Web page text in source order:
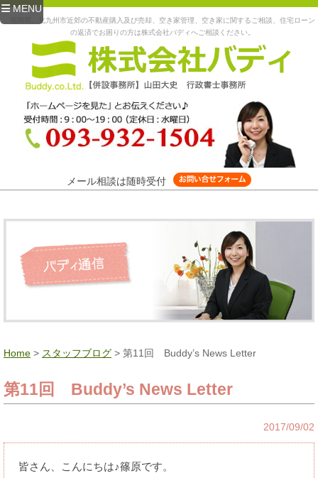
MENU
福岡県、北九州市近郊の不動産購入及び売却、空き家管理、空き家に関するご相談、住宅ローン
の返済でお困りの方は株式会社バディへご相談ください。
メール相談は随時受付
Home > スタッフブログ > 第11回 Buddy’s News Letter
第11回 Buddy’s News Letter
2017/09/02
皆さん、こんにちは♪篠原です。